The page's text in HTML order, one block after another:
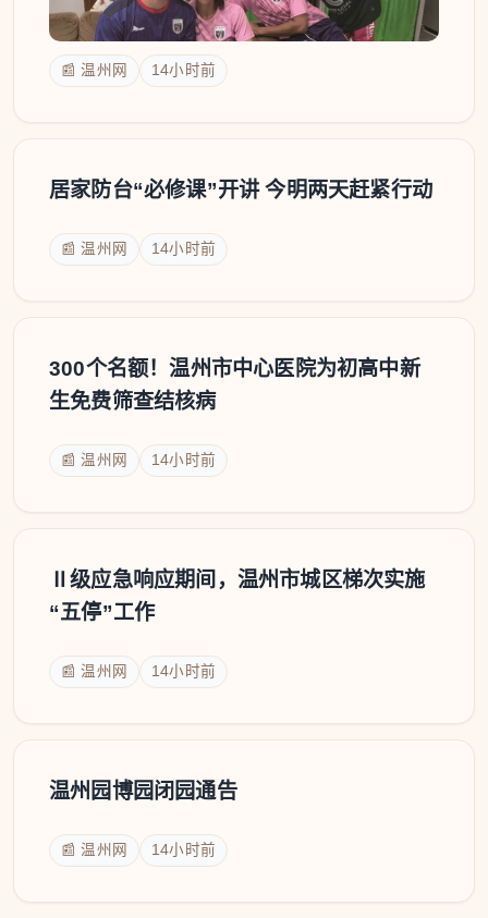
📰 温州网 14小时前
居家防台“必修课”开讲 今明两天赶紧行动
📰 温州网 14小时前
300个名额！温州市中心医院为初高中新
生免费筛查结核病
📰 温州网 14小时前
Ⅱ级应急响应期间，温州市城区梯次实施
“五停”工作
📰 温州网 14小时前
温州园博园闭园通告
📰 温州网 14小时前